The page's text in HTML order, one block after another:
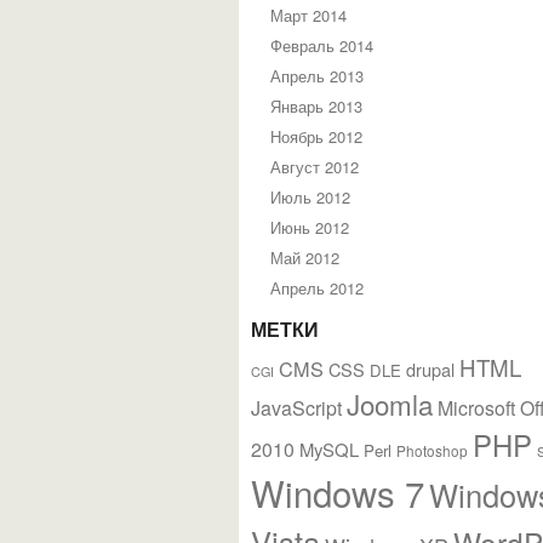
Март 2014
Февраль 2014
Апрель 2013
Январь 2013
Ноябрь 2012
Август 2012
Июль 2012
Июнь 2012
Май 2012
Апрель 2012
МЕТКИ
CGI CMS CSS DLE drupal HTML
JavaScriptJoomla Microsoft
2010 MySQL Perl Photoshop PHP
Windows 7